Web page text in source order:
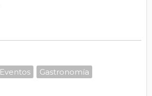
Eventos
Gastronomía